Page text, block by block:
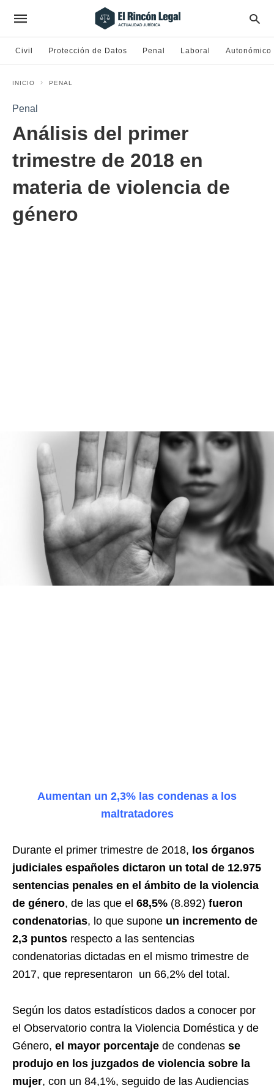
Civil Protección de Datos Penal Laboral Autonómico
INICIO PENAL
Penal
Análisis del primer
trimestre de 2018 en
materia de violencia de
género
Aumentan un 2,3% las condenas a los
maltratadores
Durante el primer trimestre de 2018, los órganos
judiciales españoles dictaron un total de 12.975
sentencias penales en el ámbito de la violencia
de género, de las que el 68,5% (8.892) fueron
condenatorias, lo que supone un incremento de
2,3 puntos respecto a las sentencias
condenatorias dictadas en el mismo trimestre de
2017, que representaron un 66,2% del total.
Según los datos estadísticos dados a conocer por
el Observatorio contra la Violencia Doméstica y de
Género, el mayor porcentaje de condenas se
produjo en los juzgados de violencia sobre la
mujer, con un 84,1%, seguido de las Audiencias